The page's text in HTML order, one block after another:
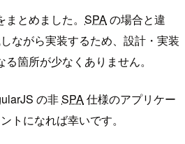
とめました。 SPAの場合と違
ながら実装するため、設計・実装
箇所が少なくありません。
の非SPA仕様のアプリケー
トになれば幸いです。